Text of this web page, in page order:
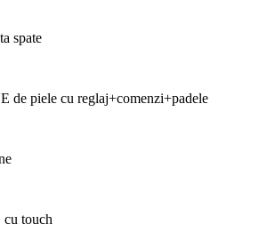
spate
de piele cu reglaj+comenzi+padele
cu touch